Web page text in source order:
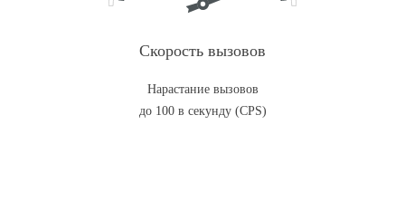
Скорость вызовов
Нарастание вызовов
до 100 в секунду (CPS)